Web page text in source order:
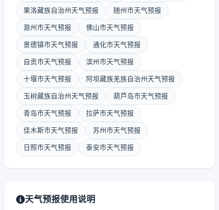
果洛藏族自治州天气预报 随州市天气预报
滁州市天气预报 佛山市天气预报
景德镇市天气预报 通化市天气预报
自贡市天气预报 滨州市天气预报
十堰市天气预报 阿坝藏族羌族自治州天气预报
玉树藏族自治州天气预报 葫芦岛市天气预报
青岛市天气预报 拉萨市天气预报
佳木斯市天气预报 苏州市天气预报
日照市天气预报 泰安市天气预报
天气预报使用说明